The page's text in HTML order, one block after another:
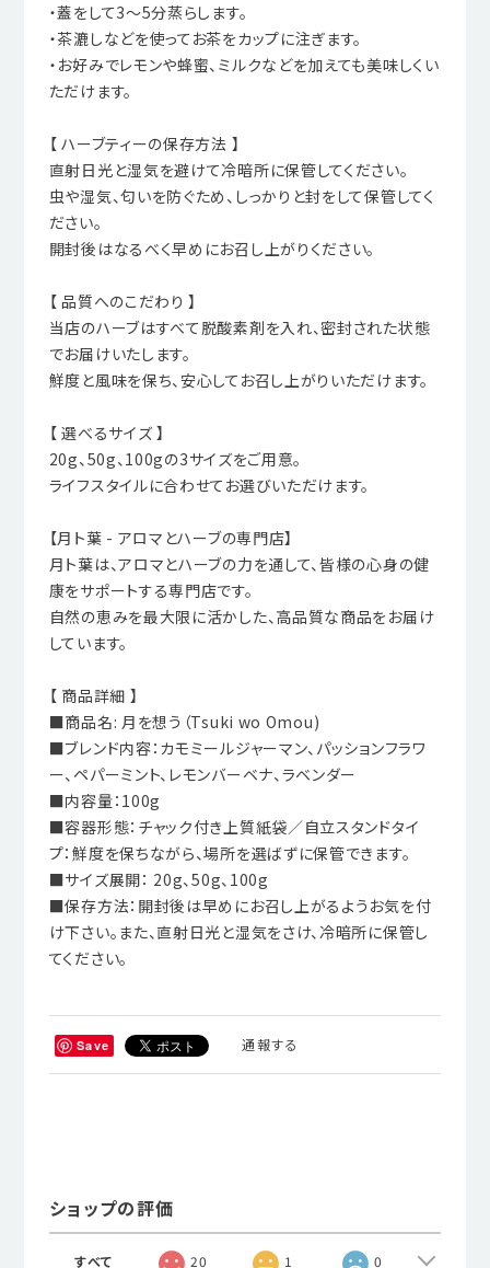
・蓋をして3～5分蒸らします。
・茶漉しなどを使ってお茶をカップに注ぎます。
・お好みでレモンや蜂蜜、ミルクなどを加えても美味しくい
ただけます。
【 ハーブティーの保存方法 】
直射日光と湿気を避けて冷暗所に保管してください。
虫や湿気、匂いを防ぐため、しっかりと封をして保管してく
ださい。
開封後はなるべく早めにお召し上がりください。
【 品質へのこだわり 】
当店のハーブはすべて脱酸素剤を入れ、密封された状態
でお届けいたします。
鮮度と風味を保ち、安心してお召し上がりいただけます。
【 選べるサイズ 】
20g、50g、100gの3サイズをご用意。
ライフスタイルに合わせてお選びいただけます。
【月ト葉 - アロマとハーブの専門店】
月ト葉は、アロマとハーブの力を通して、皆様の心身の健
康をサポートする専門店です。
自然の恵みを最大限に活かした、高品質な商品をお届け
しています。
【 商品詳細 】
■商品名: 月を想う（Tsuki wo Omou)
■ブレンド内容：カモミールジャーマン、パッションフラワ
ー、ペパーミント、レモンバーベナ、ラベンダー
■内容量：100g
■容器形態：チャック付き上質紙袋／自立スタンドタイ
プ：鮮度を保ちながら、場所を選ばずに保管できます。
■サイズ展開： 20g、50g、100g
■保存方法：開封後は早めにお召し上がるようお気を付
け下さい。また、直射日光と湿気をさけ、冷暗所に保管し
てください。
Save 通報する
ショップの評価
すべて 20 1 0